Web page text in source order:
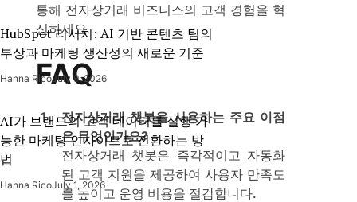
통해 전자상거래 비즈니스의 고객 경험을 혁
신하세요.
FAQ
전자상거래 챗봇을 사용하는 주요 이점
은 무엇인가요?
전자상거래 챗봇은 즉각적이고 자동화
된 고객 지원을 제공하여 사용자 만족도
를 높이고 운영 비용을 절감합니다.
HubSpot 리서치: AI 기반 콘텐츠 팀의
부상과 마케팅 생산성의 새로운 기준
Hanna RicoJuly 9, 2026
AI가 브랜드의 고객 데이터를 실행 가
능한 마케팅 인사이트로 전환하는 방
법
Hanna RicoJuly 1, 2026